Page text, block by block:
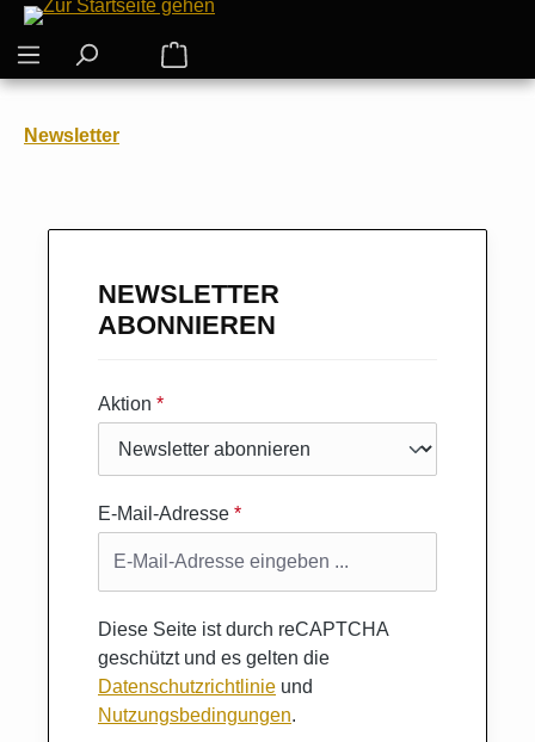
Zum Hauptinhalt springen
Warenkorb enthält 0 Positionen. Der
Newsletter
NEWSLETTER
ABONNIEREN
Aktion *
E-Mail-Adresse *
Diese Seite ist durch reCAPTCHA
geschützt und es gelten die
Datenschutzrichtlinie und
Nutzungsbedingungen.